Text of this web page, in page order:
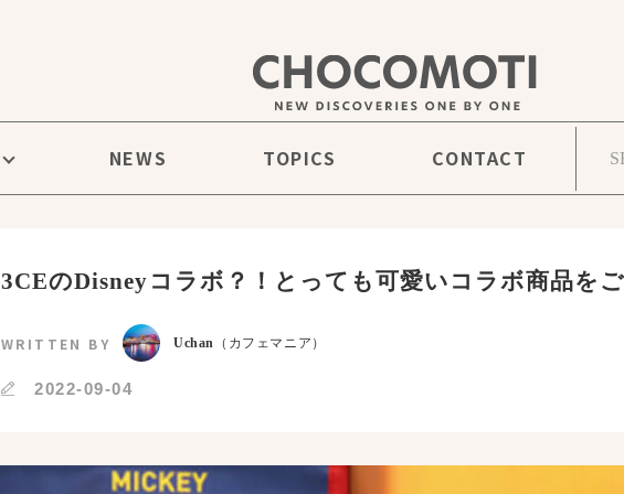
NEWS TOPICS CONTACT
3CEのDisneyコラボ？！とっても可愛いコラボ商品を
WRITTEN BY Uchan （カフェマニア）
2022-09-04